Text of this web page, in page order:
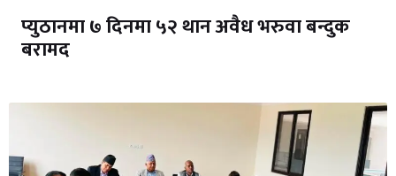
प्युठानमा ७ दिनमा ५२ थान अवैध भरुवा बन्दुक
बरामद